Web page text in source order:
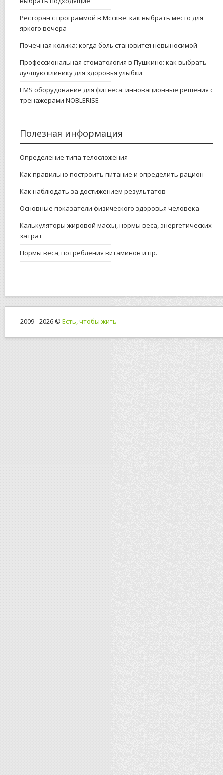
Ресторан с программой в Москве: как выбрать место для
яркого вечера
Почечная колика: когда боль становится невыносимой
Профессиональная стоматология в Пушкино: как выбрать
лучшую клинику для здоровья улыбки
EMS оборудование для фитнеса: инновационные решения с
тренажерами NOBLERISE
Полезная информация
Определение типа телосложения
Как правильно построить питание и определить рацион
Как наблюдать за достижением результатов
Основные показатели физического здоровья человека
Калькуляторы жировой массы, нормы веса, энергетических
затрат
Нормы веса, потребления витаминов и пр.
2009 - 2026 © Есть, чтобы жить